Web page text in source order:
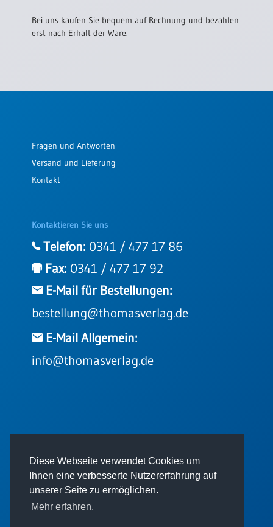
Diese Webseite verwendet Cookies um
Ihnen eine verbesserte Nutzererfahrung auf
unserer Seite zu ermöglichen.
Mehr erfahren.
Bei uns kaufen Sie bequem auf Rechnung und bezahlen
erst nach Erhalt der Ware.
Fragen und Antworten
Versand und Lieferung
Kontakt
Kontaktieren Sie uns
Telefon: 0341 / 477 17 86
Fax: 0341 / 477 17 92
E-Mail für Bestellungen:
bestellung@thomasverlag.de
E-Mail Allgemein:
info@thomasverlag.de